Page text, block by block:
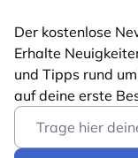
Der kostenlose
Erhalte
und Tipps rund
auf deine erste
Email Address